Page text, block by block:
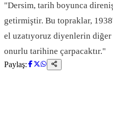
"Dersim, tarih boyunca
getirmiştir. Bu topraklar,
el uzatıyoruz diyenlerin
onurlu tarihine çarpacaktır."
Paylaş: